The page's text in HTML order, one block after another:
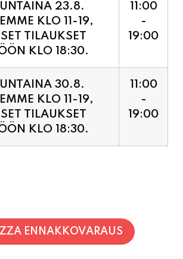
23.8.
KLO 11-19,
TILAUKSET
KLO 18:30.
11:00
-
19:00
30.8.
KLO 11-19,
TILAUKSET
KLO 18:30.
11:00
-
19:00
ENNAKKOVARAUS